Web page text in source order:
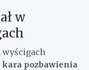
w
wyścigach
kara pozbawienia